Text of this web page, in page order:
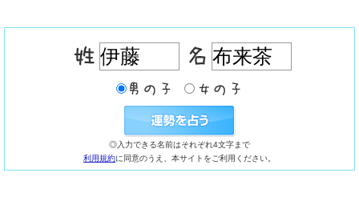
◎入力できる名前はそれぞれ4文字まで
利用規約に同意のうえ、本サイトをご利用ください。